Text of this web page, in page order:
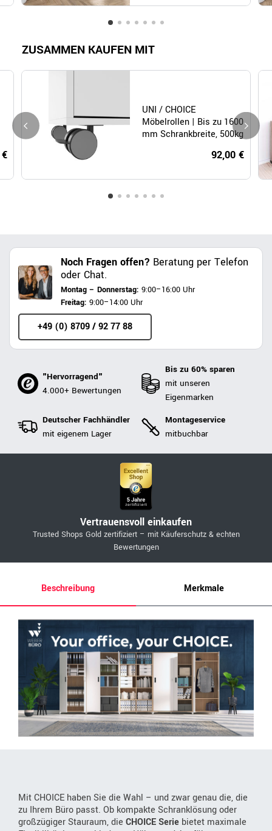
ZUSAMMEN KAUFEN MIT
UNI / CHOICE
Möbelrollen | Bis zu 1600
mm Schrankbreite, 500kg
92,00 €
Noch Fragen offen? Beratung per Telefon
oder Chat.
Montag – Donnerstag: 9:00–16:00 Uhr
Freitag: 9:00–14:00 Uhr
+49 (0) 8709 / 92 77 88
"Hervorragend"
4.000+ Bewertungen
Bis zu 60% sparen
mit unseren
Eigenmarken
Deutscher Fachhändler
mit eigenem Lager
Montageservice
mitbuchbar
Vertrauensvoll einkaufen
Trusted Shops Gold zertifiziert – mit Käuferschutz & echten
Bewertungen
Beschreibung Merkmale
Mit CHOICE haben Sie die Wahl – und zwar genau die, die
zu Ihrem Büro passt. Ob kompakte Schranklösung oder
großzügiger Stauraum, die CHOICE Serie bietet maximale